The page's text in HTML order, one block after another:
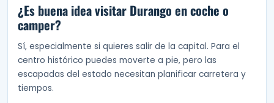
¿Es buena idea visitar Durango en coche o
camper?
Sí, especialmente si quieres salir de la capital. Para el
centro histórico puedes moverte a pie, pero las
escapadas del estado necesitan planificar carretera y
tiempos.